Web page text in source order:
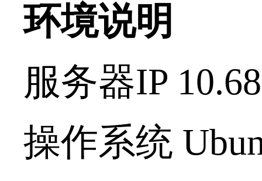
环境说明
服务器IP
操作系统